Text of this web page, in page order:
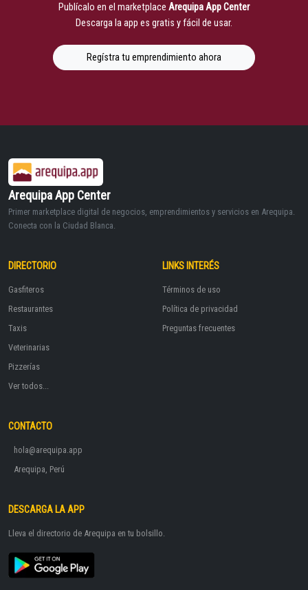
Publícalo en el marketplace Arequipa App Center
Descarga la app es gratis y fácil de usar.
Regístra tu emprendimiento ahora
Arequipa App Center
Primer marketplace digital de negocios, emprendimientos y servicios en Arequipa.
Conecta con la Ciudad Blanca.
DIRECTORIO
Gasfiteros
Restaurantes
Taxis
Veterinarias
Pizzerías
Ver todos...
LINKS INTERÉS
Términos de uso
Política de privacidad
Preguntas frecuentes
CONTACTO
hola@arequipa.app
Arequipa, Perú
DESCARGA LA APP
Lleva el directorio de Arequipa en tu bolsillo.